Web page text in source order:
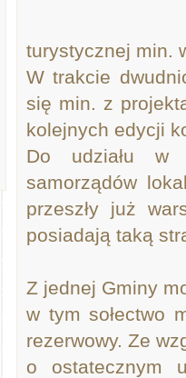
turystycznej min.
W trakcie
się min. z
kolejnych edycji
Do udziału w
samorządów
przeszły już
posiadają taką
Z jednej Gminy
w tym sołectwo
rezerwowy. Ze
o ostatecznym